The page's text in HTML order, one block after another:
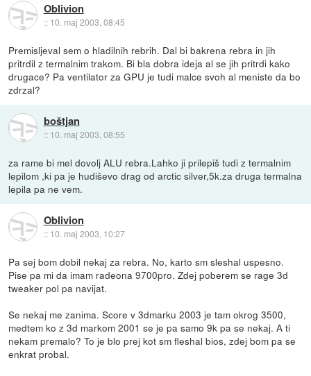
Oblivion
:: 10. maj 2003, 08:45
Premisljeval sem o hladilnih rebrih. Dal bi bakrena rebra in jih
pritrdil z termalnim trakom. Bi bla dobra ideja al se jih pritrdi kako
drugace? Pa ventilator za GPU je tudi malce svoh al meniste da bo
zdrzal?
boštjan
:: 10. maj 2003, 08:55
za rame bi mel dovolj ALU rebra.Lahko ji prilepiš tudi z termalnim
lepilom ,ki pa je hudiševo drag od arctic silver,5k.za druga termalna
lepila pa ne vem.
Oblivion
:: 10. maj 2003, 10:27
Pa sej bom dobil nekaj za rebra. No, karto sm sleshal uspesno.
Pise pa mi da imam radeona 9700pro. Zdej poberem se rage 3d
tweaker pol pa navijat.
Se nekaj me zanima. Score v 3dmarku 2003 je tam okrog 3500,
medtem ko z 3d markom 2001 se je pa samo 9k pa se nekaj. A ti
nekam premalo? To je blo prej kot sm fleshal bios, zdej bom pa se
enkrat probal.